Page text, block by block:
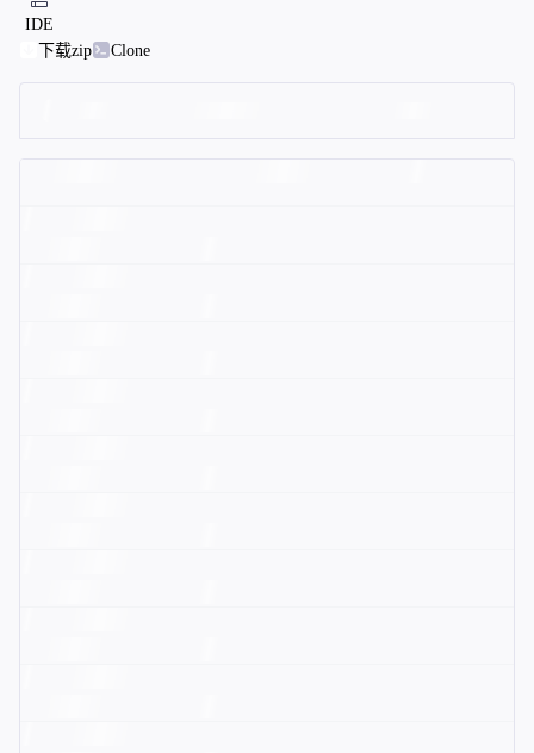
IDE
下载zip
Clone